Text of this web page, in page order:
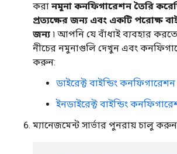
করা নমুনা কনফিগারেশন তৈরি
প্রত্যক্ষের জন্য এবং একটি পরোক্ষ
জন্য ৷ আপনি যে বাঁধাই ব্যবহার
নীচের নমুনাগুলি দেখুন এবং
করুন:
ডাইরেক্ট বাইন্ডিং
ইনডাইরেক্ট বাইন্ডিং
ম্যানেজমেন্ট সার্ভার পুনরায় চালু